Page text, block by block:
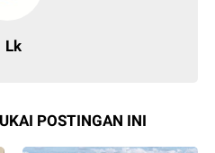
Lk
POSTINGAN INI